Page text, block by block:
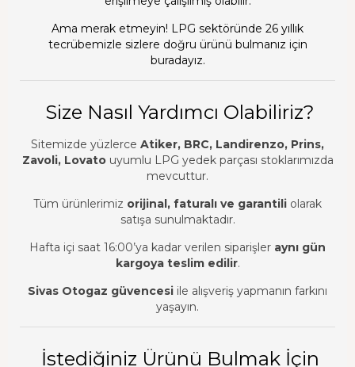
Ama merak etmeyin! LPG sektöründe 26 yıllık
tecrübemizle sizlere doğru ürünü bulmanız için
buradayız.
Size Nasıl Yardımcı Olabiliriz?
Sitemizde yüzlerce Atiker, BRC, Landirenzo, Prins,
Zavoli, Lovatouyumlu LPG yedek parçası stoklarımızda
mevcuttur.
Tüm ürünlerimiz orijinal, faturalı ve garantili olarak
satışa sunulmaktadır.
Hafta içi saat 16:00’ya kadar verilen siparişler aynı gün
kargoya teslim edilir.
Sivas Otogaz güvencesi ile alışveriş yapmanın farkını
yaşayın.
İstediğiniz Ürünü Bulmak İçin